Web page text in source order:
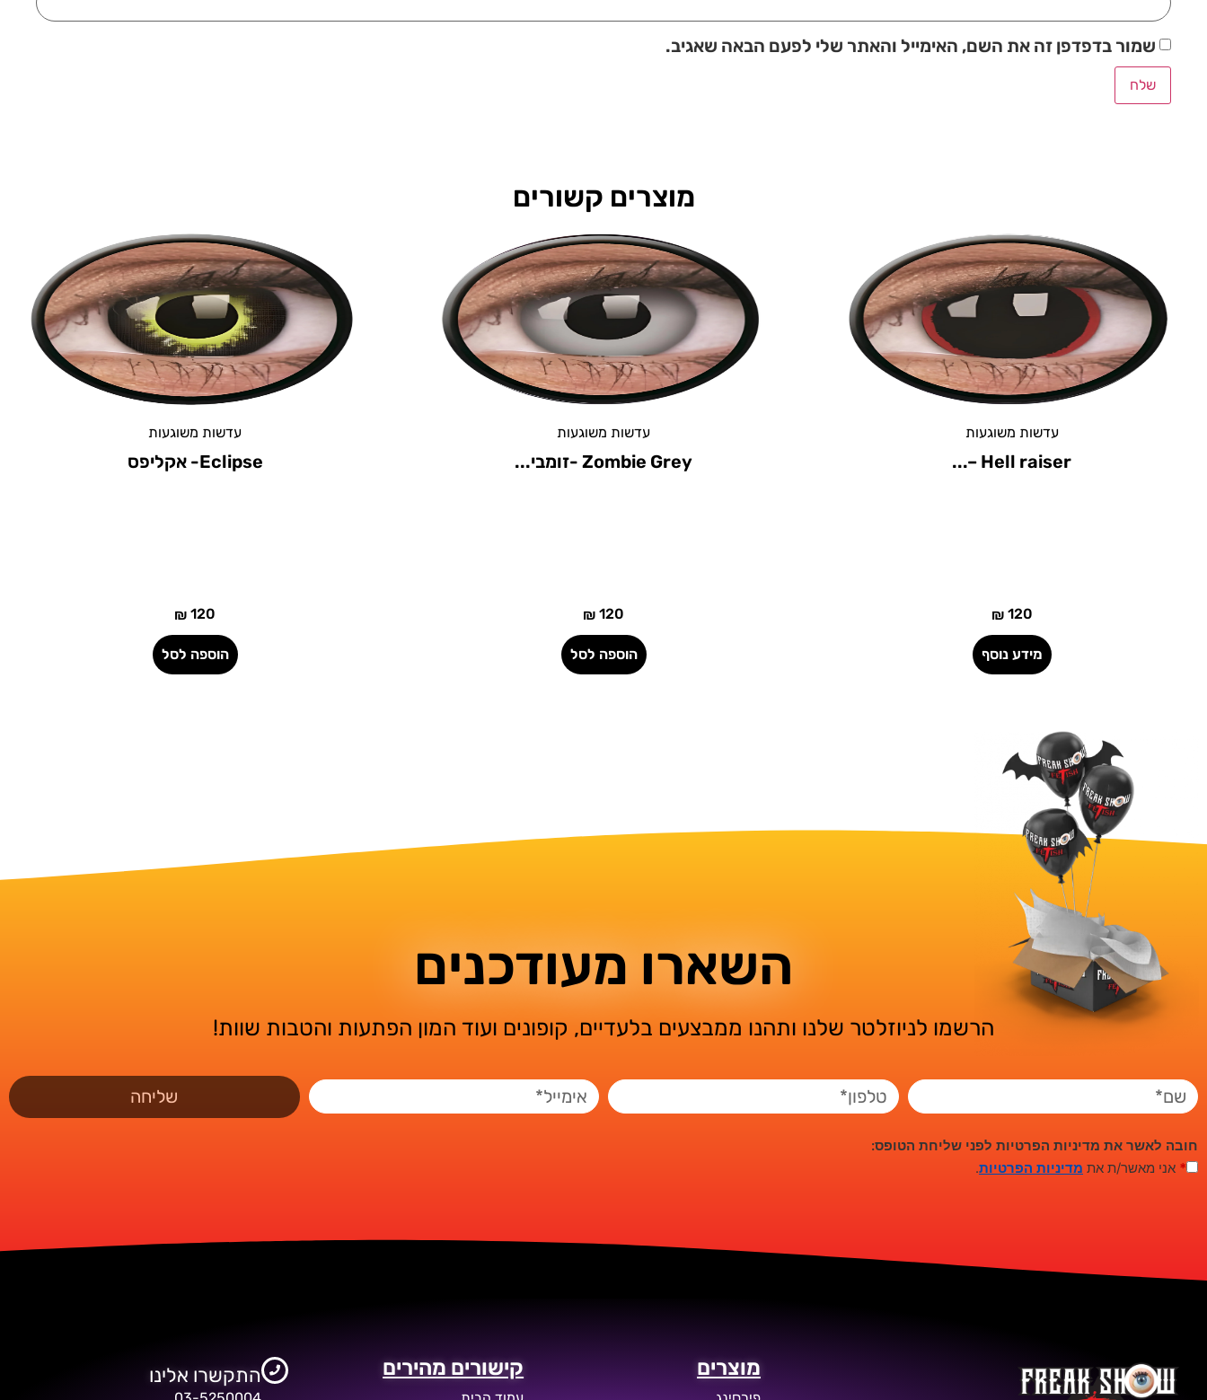
שמור בדפדפן זה את השם, האימייל והאתר שלי לפעם הבאה שאגיב.
מוצרים קשורים
עדשות משוגעות
Zombie Grey -זומבי...
120
₪
הוספה לסל
עדשות משוגעות
Eclipse- אקליפס
120
₪
הוספה לסל
עדשות משוגעות
Blizzard – בליזארד
120
₪
הוספה לסל
השארו מעודכנים
הרשמו לניוזלטר שלנו ותהנו ממבצעים בלעדיים, קופונים ועוד המון הפתעות והטבות שוות!
שליחה
חובה לאשר את מדיניות הפרטיות לפני שליחת הטופס:
* אני מאשר/ת את מדיניות הפרטיות.
מוצרים קישורים מהירים התקשרו אלינו